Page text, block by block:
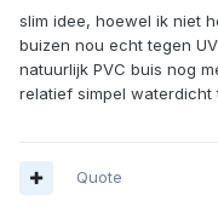
slim idee, hoewel ik niet
buizen nou echt tegen
natuurlijk PVC buis nog
relatief simpel waterdicht
Quote